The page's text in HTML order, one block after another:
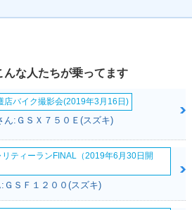
んな人たちが乗ってます
店バイク撮影会(2019年3月16日)
ん:ＧＳＸ７５０Ｅ(スズキ)
リティーランFINAL（2019年6月30日開
ＧＳＦ１２００(スズキ)